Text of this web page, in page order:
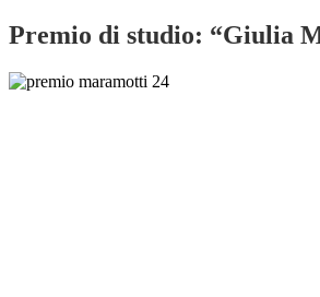
Premio di studio: “Giulia